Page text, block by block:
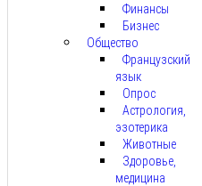
Финансы
Бизнес
Общество
Французский
язык
Опрос
Астрология,
эзотерика
Животные
Здоровье,
медицина